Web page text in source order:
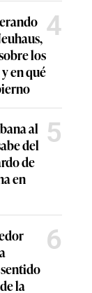
los
en qué
4
al
del
de
en
5
la
6